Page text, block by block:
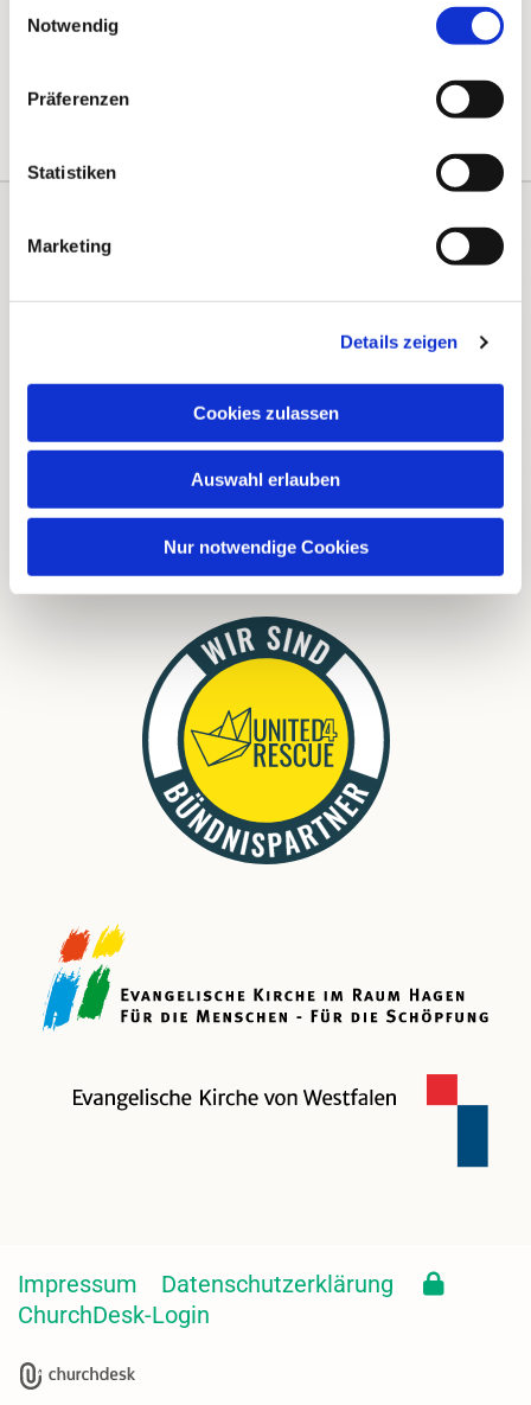
Notwendig
Präferenzen
Statistiken
Marketing
Details zeigen
Cookies zulassen
Auswahl erlauben
Nur notwendige Cookies
Kalender
Instagram
Links
Impressum
Datenschutzerklärung
ChurchDesk-Login